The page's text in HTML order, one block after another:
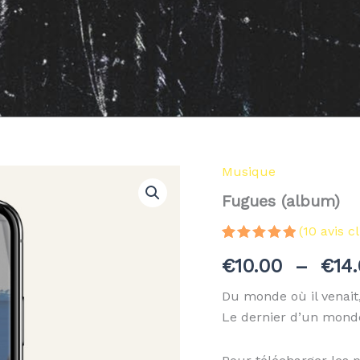
Musique
Fugues (album)
sur 5
basé sur
notations
client
(10 avis
€10.00 – €
Du monde où il
Le dernier d’un
quantité
Fugues